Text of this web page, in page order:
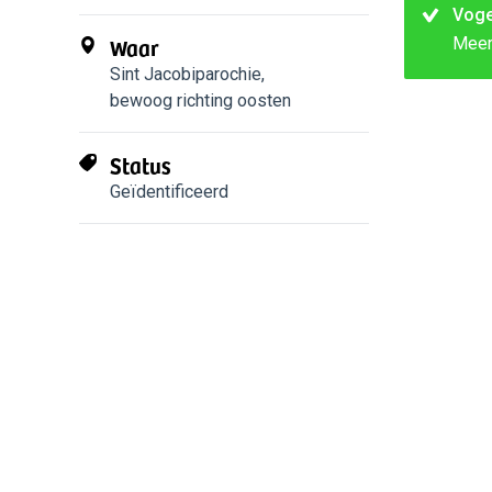
Waar
Sint Jacobiparochie,
bewoog richting oosten
Status
Geïdentificeerd